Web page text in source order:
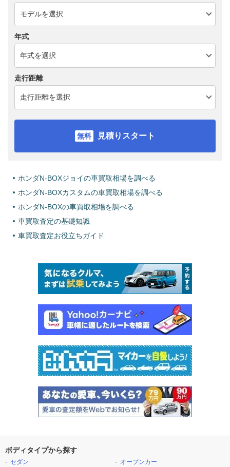
年式
走行距離
見積りスタート
ホンダN-BOXジョイの車買取相場を調べる
ホンダN-BOXカスタムの車買取相場を調べる
ホンダN-BOXの車買取相場を調べる
車買取査定の基礎知識
車買取査定お役立ちガイド
ボディタイプから探す
セダン
オープンカー